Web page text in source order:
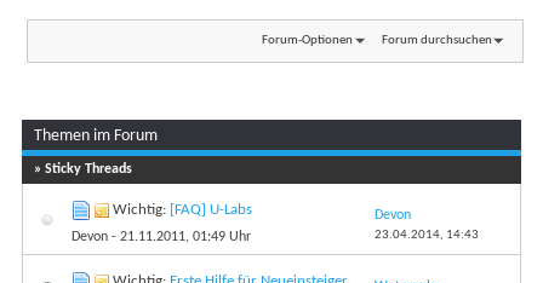
Forum-Optionen Forum durchsuchen
Themen im Forum
» Sticky Threads
Wichtig: [FAQ] U-Labs
Devon - 21.11.2011, 01:49 Uhr
Devon
23.04.2014, 14:43